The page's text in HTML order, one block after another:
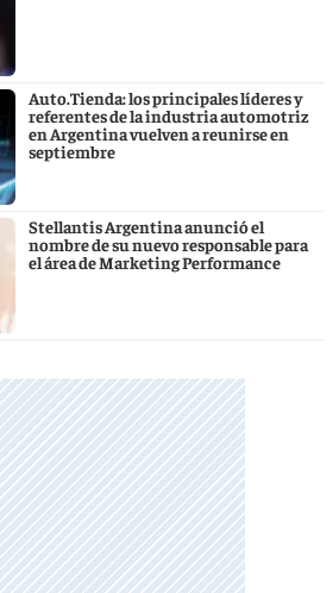
Auto.Tienda: los principales líderes y
referentes de la industria automotriz
en Argentina vuelven a reunirse en
septiembre
Stellantis Argentina anunció el
nombre de su nuevo responsable para
el área de Marketing Performance